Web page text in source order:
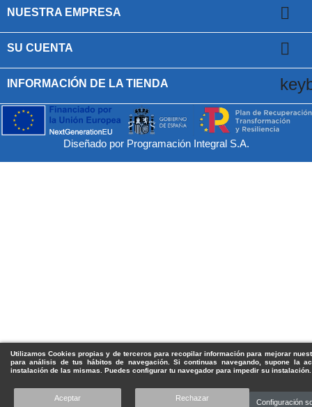
Utilizamos Cookies propias y de terceros para recopilar información para mejorar
para análisis de tus hábitos de navegación. Si continuas navegando, supone la
instalación de las mismas. Puedes configurar tu navegador para impedir su instalación.
Aceptar Rechazar Configuración
NUESTRA EMPRESA 
SU CUENTA 
INFORMACIÓN DE LA TIENDA
Diseñado por Programación Integral S.A.